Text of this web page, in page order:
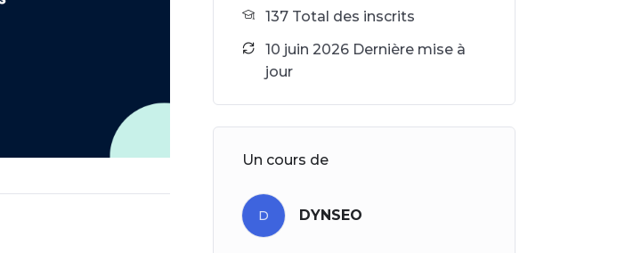
137 Total des inscrits
10 juin 2026 Dernière mise à
jour
Un cours de
D DYNSEO